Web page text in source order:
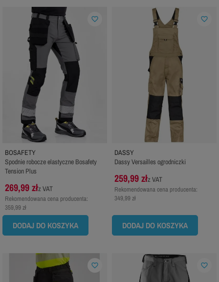
BOSAFETY
Spodnie robocze elastyczne Bosafety
Tension Plus
269,99 złz VAT
Rekomendowana cena producenta:
359,99 zł
DODAJ DO KOSZYKA
favorite_border
DASSY
Dassy Versailles ogrodniczki
259,99 złz VAT
Rekomendowana cena producenta:
349,99 zł
DODAJ DO KOSZYKA
favorite_border
favorite_border favorite_border